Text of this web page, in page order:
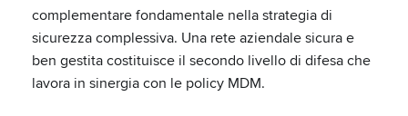
complementare fondamentale nella strategia di
sicurezza complessiva. Una rete aziendale sicura e
ben gestita costituisce il secondo livello di difesa che
lavora in sinergia con le policy MDM.